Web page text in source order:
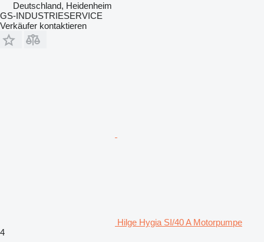
Deutschland, Heidenheim
GS-INDUSTRIESERVICE
Verkäufer kontaktieren
Hilge Hygia SI/40 A Motorpumpe
4